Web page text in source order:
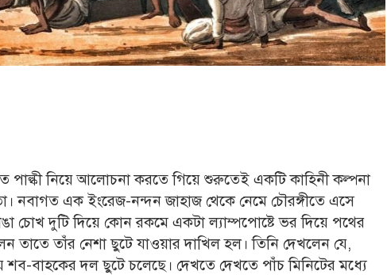
পাল্কী নিয়ে আলোচনা করতে গিয়ে শুরুতেই একটি কাহিনী কল্পনা
নবাগত এক ইংরেজ-নন্দন জাহাজ থেকে নেমে চৌরঙ্গীতে এসে
চোখ দুটি দিয়ে কোন রকমে একটা ল্যাম্পপোষ্টে ভর দিয়ে পথের
তাতে তাঁর নেশা ছুটে যাওয়ার দাখিল হল। তিনি দেখলেন যে,
শব-বাহকের দল ছুটে চলেছে। দেখতে দেখতে পাঁচ মিনিটের মধ্যে